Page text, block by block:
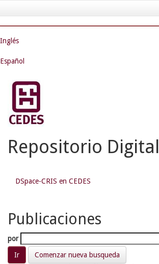
navigation
Inglés
Español
Repositorio Digital
DSpace-CRIS en CEDES
Publicaciones
por
Comenzar nueva busqueda